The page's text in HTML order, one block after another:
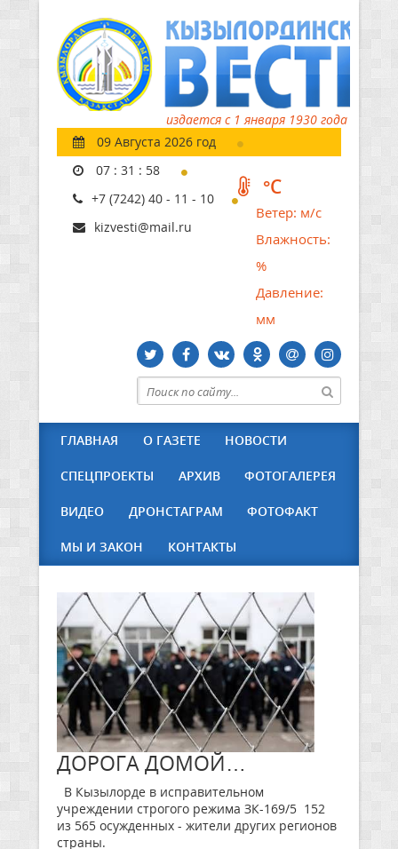
издается с 1 января 1930 года
09 Августа 2026 год
07 : 31 : 59
+7 (7242) 40 - 11 - 10
kizvesti@mail.ru
°C
Ветер: м/с
Влажность:
%
Давление:
мм
ГЛАВНАЯ О ГАЗЕТЕ НОВОСТИ
СПЕЦПРОЕКТЫ АРХИВ ФОТОГАЛЕРЕЯ
ВИДЕО ДРОНСТАГРАМ ФОТОФАКТ
МЫ И ЗАКОН КОНТАКТЫ
ДОРОГА ДОМОЙ…
В Кызылорде в исправительном
учреждении строгого режима ЗК-169/5 152
из 565 осужденных - жители других регионов
страны.